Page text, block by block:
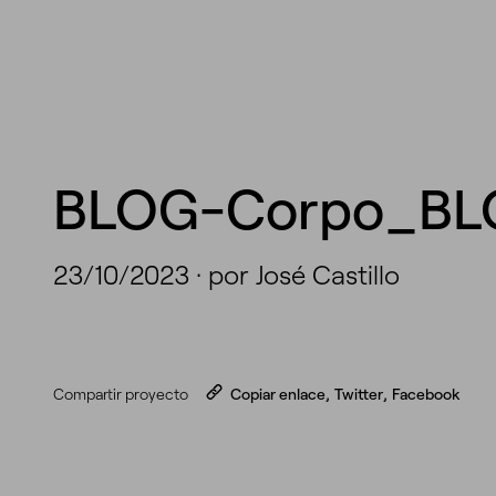
BLOG-
23/10/2023 · por José Castillo
Compartir proyecto Copiar enlace, Twitter, Facebook